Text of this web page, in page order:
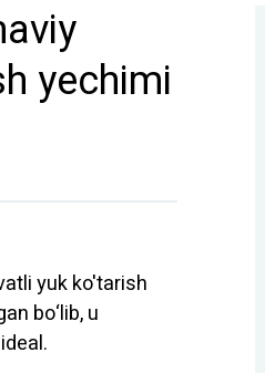
yechimi
yuk ko'tarish
bo‘lib, u